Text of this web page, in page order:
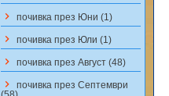
keyboard_arrow_right почивка през Юни (1)
keyboard_arrow_right почивка през Юли (1)
keyboard_arrow_right почивка през Август (48)
keyboard_arrow_right почивка през Септември